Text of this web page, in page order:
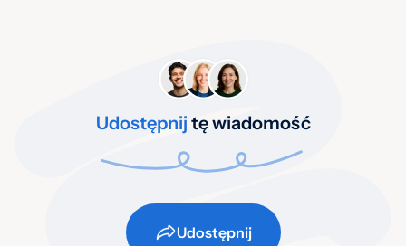
Udostępnij tę wiadomość
Udostępnij